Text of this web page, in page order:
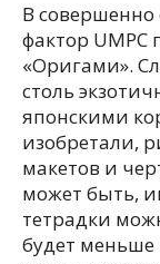
В совершенно
фактор
«Оригами».
столь
японскими
изобретали,
макетов и
может быть,
тетрадки
будет меньше